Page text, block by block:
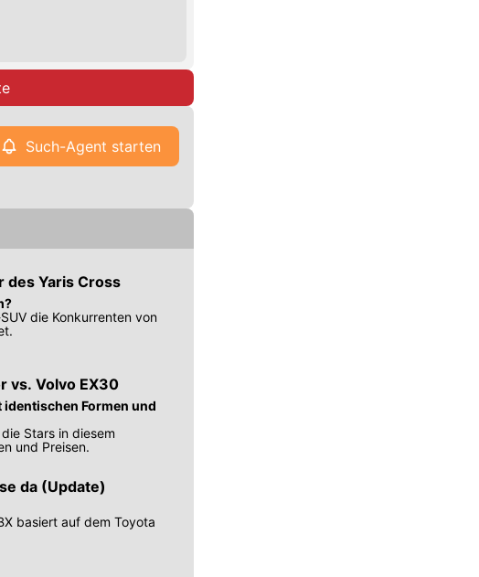
Such-Agent starten
des Yaris Cross
die Konkurrenten von
vs. Volvo EX30
identischen Formen und
Stars in diesem
und Preisen.
da (Update)
basiert auf dem Toyota